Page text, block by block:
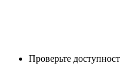
Проверьте